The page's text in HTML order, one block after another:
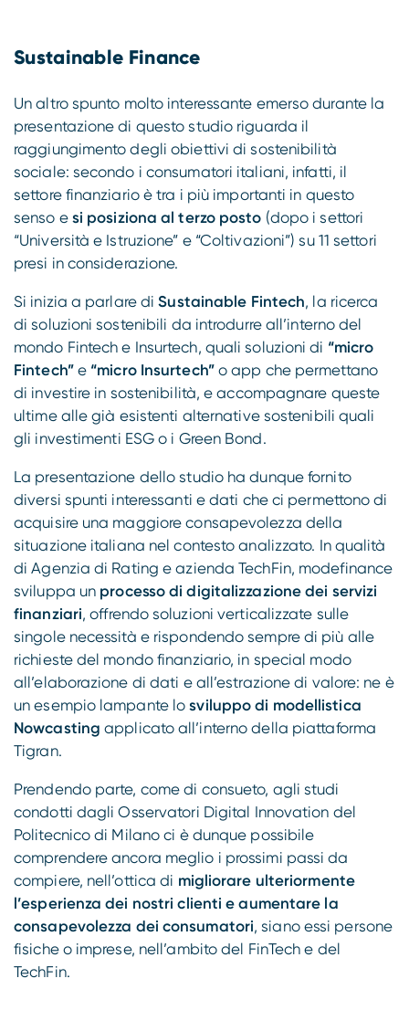
Sustainable Finance
Un altro spunto molto interessante emerso durante la
presentazione di questo studio riguarda il
raggiungimento degli obiettivi di sostenibilità
sociale: secondo i consumatori italiani, infatti, il
settore finanziario è tra i più importanti in questo
senso e si posiziona al terzo posto (dopo i settori
“Università e Istruzione” e “Coltivazioni”) su 11 settori
presi in considerazione.
Si inizia a parlare diSustainable Fintech, la ricerca
di soluzioni sostenibili da introdurre all’interno del
mondo Fintech e Insurtech, quali soluzioni di “micro
Fintech”e “micro Insurtech”o app che permettano
di investire in sostenibilità, e accompagnare queste
ultime alle già esistenti alternative sostenibili quali
gli investimenti ESG o i Green Bond.
La presentazione dello studio ha dunque fornito
diversi spunti interessanti e dati che ci permettono di
acquisire una maggiore consapevolezza della
situazione italiana nel contesto analizzato. In qualità
di Agenzia di Rating e azienda TechFin, modefinance
sviluppa un processo di digitalizzazione dei servizi
finanziari, offrendo soluzioni verticalizzate sulle
singole necessità e rispondendo sempre di più alle
richieste del mondo finanziario, in special modo
all’elaborazione di dati e all’estrazione di valore: ne è
un esempio lampante losviluppo di modellistica
Nowcasting applicato all’interno della piattaforma
Tigran.
Prendendo parte, come di consueto, agli studi
condotti dagli Osservatori Digital Innovation del
Politecnico di Milano ci è dunque possibile
comprendere ancora meglio i prossimi passi da
compiere, nell’ottica di migliorare ulteriormente
l’esperienza dei nostri clienti e aumentare la
consapevolezza dei consumatori, siano essi persone
fisiche o imprese, nell’ambito del FinTech e del
TechFin.